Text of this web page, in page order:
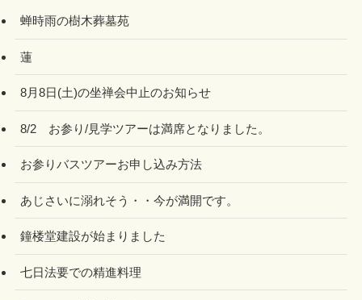
蝉時雨の樹木葬墓苑
蓮
8月8日(土)の坐禅会中止のお知らせ
8/2 お参り/見学ツアーは満席となりました。
お参りバスツアーお申し込み方法
あじさいに溺れそう・・今が満開です。
鐘楼堂建設が始まりました
七日法要での精進料理